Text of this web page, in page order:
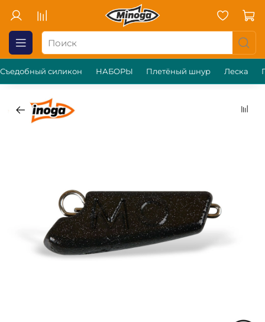
Съедобный силикон НАБОРЫ Плетёный шнур Леска